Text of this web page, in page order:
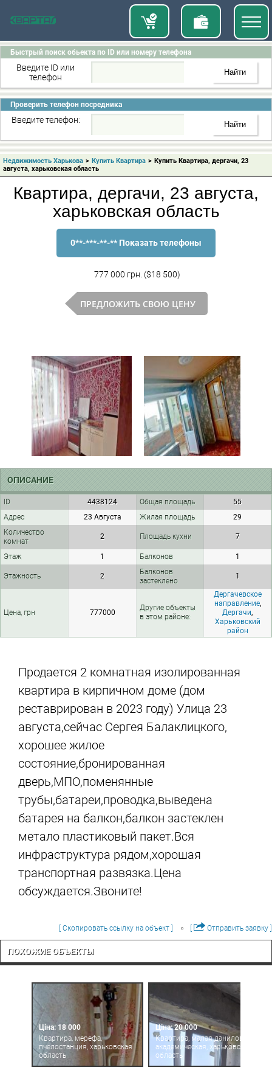
Быстрый поиск обьекта по ID или номеру телефона
Введите ID или
телефон
Проверить телефон посредника
Введите телефон:
Недвижимость Харькова > Купить Квартира > Купить Квартира, дергачи, 23
августа, харьковская область
Квартира, дергачи, 23 августа,
харьковская область
0**-***-**-** Показать телефоны
777 000 грн. ($18 500)
ПРЕДЛОЖИТЬ СВОЮ ЦЕНУ
ОПИСАНИЕ
ID 4438124 Общая площадь
55
Адрес
23 Августа Жилая площадь
29
Количество
комнат
2 Площадь кухни 7
Этаж 1 Балконов 1
Этажность 2
Балконов
застеклено
1
Цена, грн 777000
Другие объекты
в этом районе:
Дергачевское
направление,
Дергачи,
Харьковский
район
Продается 2 комнатная изолированная
квартира в кирпичном доме (дом
реставрирован в 2023 году) Улица 23
августа,сейчас Сергея Балаклицкого,
хорошее жилое
состояние,бронированная
дверь,МПО,поменянные
трубы,батареи,проводка,выведена
батарея на балкон,балкон застеклен
метало пластиковый пакет.Вся
инфраструктура рядом,хорошая
транспортная развязка.Цена
обсуждается.Звоните!
[ Скопировать ссылку на объект ] Отправить заявку ]
ПОХОЖИЕ ОБЪЕКТЫ
Ціна: 18 000
Квартира, мерефа,
пчелостанция, харьковская
область
Ціна: 20 000
Квартира, малая даниловка,
академическая, харьковская
область